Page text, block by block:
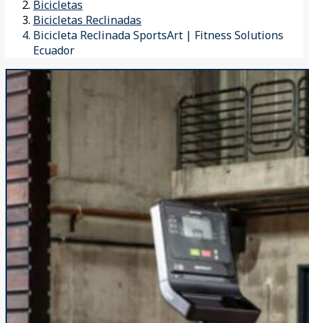
Bicicletas
Bicicletas Reclinadas
Bicicleta Reclinada SportsArt | Fitness Solutions
Ecuador